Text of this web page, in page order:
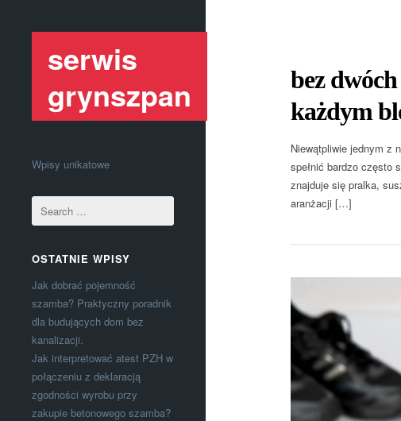
serwis
grynszpan
Wpisy unikatowe
OSTATNIE WPISY
Jak dobrać pojemność
szamba? Praktyczny poradnik
dla budujących dom bez
kanalizacji.
Jak interpretować atest PZH w
połączeniu z deklaracją
zgodności wyrobu przy
zakupie betonowego szamba?
bez
każdym
Niewątpliwie jednym z
spełnić bardzo często
znajduje się pralka,
aranżacji […]